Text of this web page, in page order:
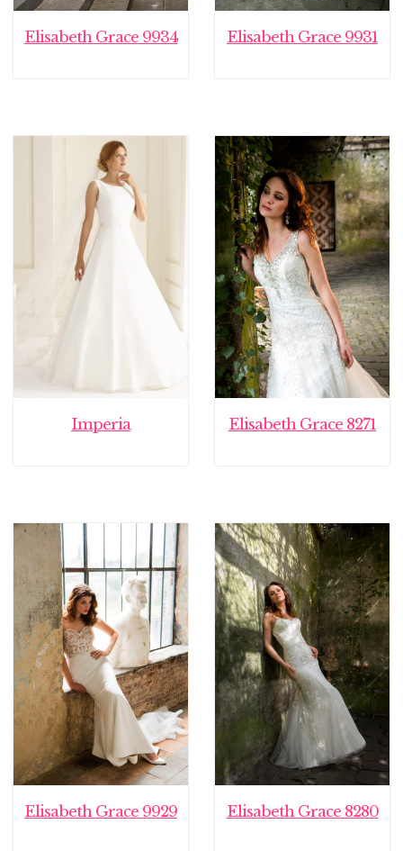
Elisabeth Grace 9934 Elisabeth Grace 9931
Imperia Elisabeth Grace 8271
Elisabeth Grace 9929 Elisabeth Grace 8280